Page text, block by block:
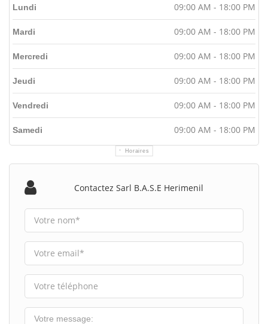
Horaires
Lundi 09:00 AM - 18:00 PM
Mardi 09:00 AM - 18:00 PM
Mercredi 09:00 AM - 18:00 PM
Jeudi 09:00 AM - 18:00 PM
Vendredi 09:00 AM - 18:00 PM
Samedi 09:00 AM - 18:00 PM
Contactez Sarl B.a.s.e Herimenil